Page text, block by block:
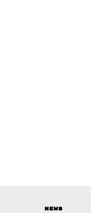
News